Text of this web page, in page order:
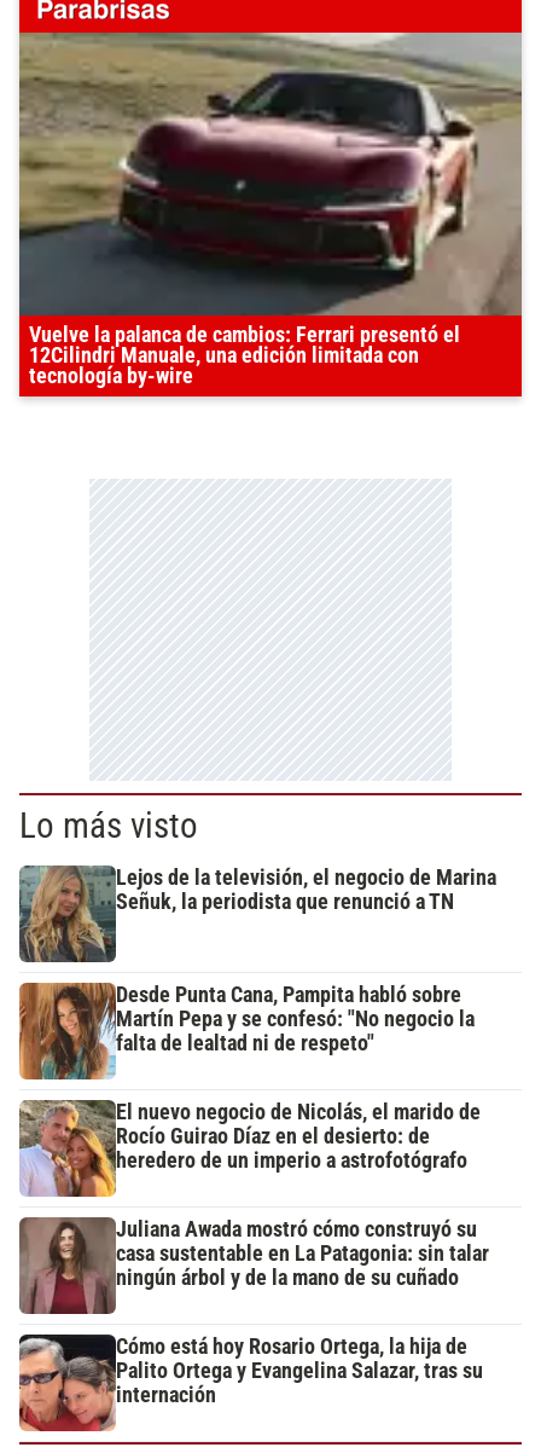
Vuelve la palanca de cambios: Ferrari presentó el
12Cilindri Manuale, una edición limitada con
tecnología by-wire
Lo más visto
Lejos de la televisión, el negocio de Marina
Señuk, la periodista que renunció a TN
Desde Punta Cana, Pampita habló sobre
Martín Pepa y se confesó: "No negocio la
falta de lealtad ni de respeto"
El nuevo negocio de Nicolás, el marido de
Rocío Guirao Díaz en el desierto: de
heredero de un imperio a astrofotógrafo
Juliana Awada mostró cómo construyó su
casa sustentable en La Patagonia: sin talar
ningún árbol y de la mano de su cuñado
Cómo está hoy Rosario Ortega, la hija de
Palito Ortega y Evangelina Salazar, tras su
internación